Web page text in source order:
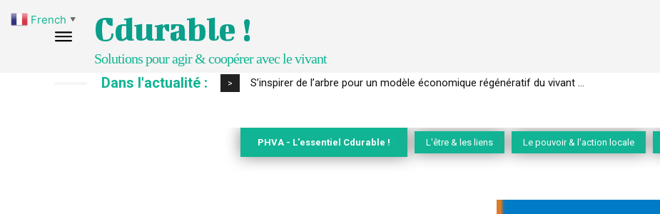
Cdurable !
Solutions pour agir & coopérer avec le vivant
Dans l'actualité : > IPBES : le « GIEC de la biodiversité » appelle les entreprises à devenir des alliées du vivant
PHVA - L'essentiel Cdurable ! L'être & les liens Le pouvoir & l'action locale
French ▼